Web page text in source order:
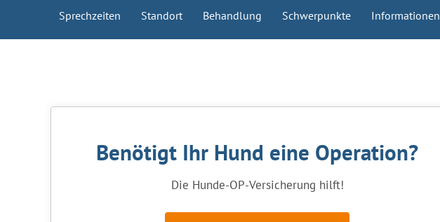
Sprechzeiten Standort Behandlung Schwerpunkte Informationen
Benötigt Ihr Hund eine Operation?
Die Hunde-OP-Versicherung hilft!